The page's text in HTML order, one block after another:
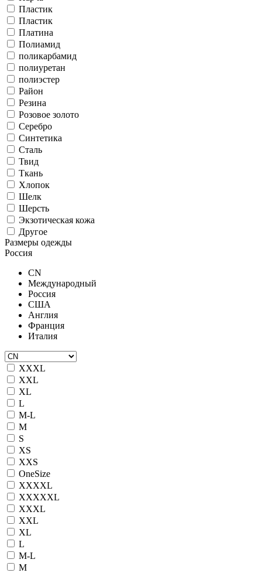
Пластик
Пластик
Платина
Полиамид
поликарбамид
полиуретан
полиэстер
Район
Резина
Розовое золото
Серебро
Синтетика
Сталь
Твид
Ткань
Хлопок
Шелк
Шерсть
Экзотическая кожа
Другое
Размеры одежды
Россия
CN
Международный
Россия
США
Англия
Франция
Италия
XXXL
XXL
XL
L
M-L
M
S
XS
XXS
OneSize
XXXXL
XXXXXL
XXXL
XXL
XL
L
M-L
M